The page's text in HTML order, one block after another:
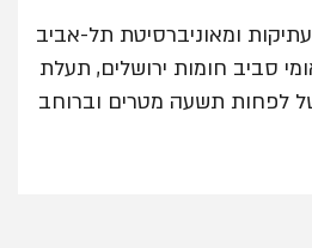
ומאוניברסיטת תל-אביב
סביב חומות ירושלים, תעלת
לפחות תשעה מטרים וברוחב